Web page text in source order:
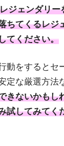
ジェンダリー
ちてくるレジ
てください。
動をするとセ
定な厳選方法
きないかもし
試してみてく